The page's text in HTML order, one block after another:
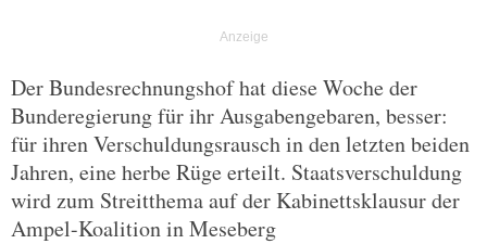
Der Bundesrechnungshof hat diese Woche der
Bunderegierung für ihr Ausgabengebaren, besser:
für ihren Verschuldungsrausch in den letzten beiden
Jahren, eine herbe Rüge erteilt. Staatsverschuldung
wird zum Streitthema auf der Kabinettsklausur der
Ampel-Koalition in Meseberg